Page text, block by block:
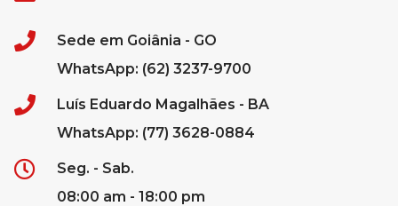
Sede em Goiânia - GO
WhatsApp: (62) 3237-9700
Luís Eduardo Magalhães - BA
WhatsApp: (77) 3628-0884
Seg. - Sab.
08:00 am - 18:00 pm